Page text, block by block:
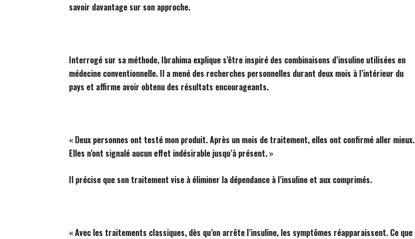
savoir davantage sur son approche.
Interrogé sur sa méthode, Ibrahima explique s’être inspiré des combinaisons d’insuline utilisées en
médecine conventionnelle. Il a mené des recherches personnelles durant deux mois à l’intérieur du
pays et affirme avoir obtenu des résultats encourageants.
« Deux personnes ont testé mon produit. Après un mois de traitement, elles ont confirmé aller mieux.
Elles n’ont signalé aucun effet indésirable jusqu’à présent. »
Il précise que son traitement vise à éliminer la dépendance à l’insuline et aux comprimés.
« Avec les traitements classiques, dès qu’on arrête l’insuline, les symptômes réapparaissent. Ce que